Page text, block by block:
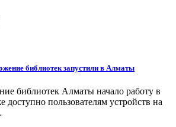
библиотек запустили в Алматы
библиотек Алматы начало работу в
доступно пользователям устройств на